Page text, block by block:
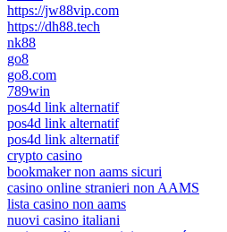
https://jw88vip.com
https://dh88.tech
nk88
go8
go8.com
789win
pos4d link alternatif
pos4d link alternatif
pos4d link alternatif
crypto casino
bookmaker non aams sicuri
casino online stranieri non AAMS
lista casino non aams
nuovi casino italiani